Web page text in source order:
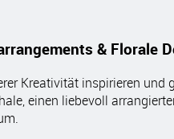
& Florale
Kreativität inspirieren
einen liebevoll